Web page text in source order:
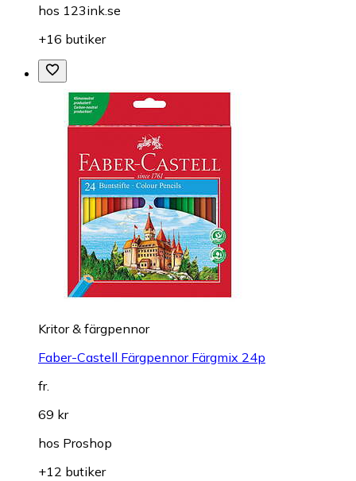
hos 123ink.se
+16 butiker
Kritor & färgpennor
Faber-Castell Färgpennor Färgmix 24p
fr.
69 kr
hos Proshop
+12 butiker